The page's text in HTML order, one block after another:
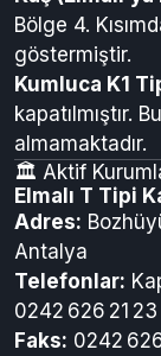
Bölge 4.
göstermiştir.
Kumluca K1
kapatılmıştır.
almamaktadır.
🏛️ Aktif
Elmalı T Tipi
Adres:
Antalya
Telefonlar:
0242 626 21
Faks: 0242